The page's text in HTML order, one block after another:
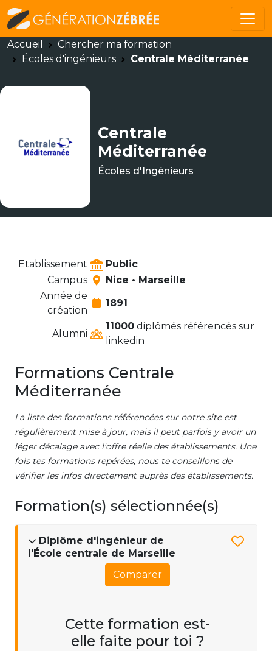
Accueil
Chercher ma formation
Écoles d'ingénieurs
Centrale Méditerranée
Centrale
Méditerranée
Écoles d'Ingénieurs
Etablissement
Public
Campus
Nice • Marseille
Année de
création
1891
Alumni
11000 diplômés référencés sur
linkedin
Formations Centrale
Méditerranée
La liste des formations référencées sur notre site est
régulièrement mise à jour, mais il peut parfois y avoir un
léger décalage avec l'offre réelle des établissements. Une
fois tes formations repérées, nous te conseillons de
vérifier les infos directement auprès des établissements.
Formation(s) sélectionnée(s)
Diplôme d'ingénieur de
l'École centrale de Marseille
Comparer
Cette formation est-
elle faite pour toi ?